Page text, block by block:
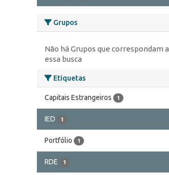
Grupos
Não há Grupos que correspondam a
essa busca
Etiquetas
Capitais Estrangeiros 1
IED 1
Portfólio 1
RDE 1